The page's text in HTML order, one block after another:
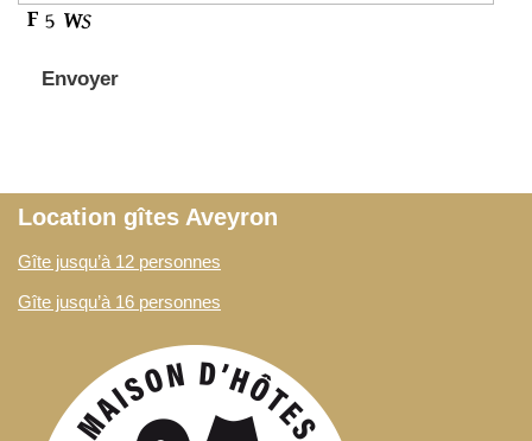
Location gîtes Aveyron
Gîte jusqu’à 12 personnes
Gîte jusqu’à 16 personnes